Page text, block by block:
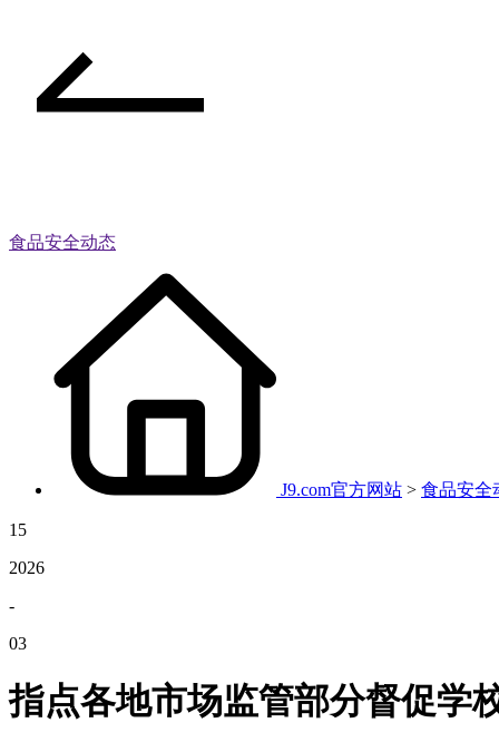
食品安全动态
J9.com官方网站 > 食品安全
15
2026
-
03
指点各地市场监管部分督促学